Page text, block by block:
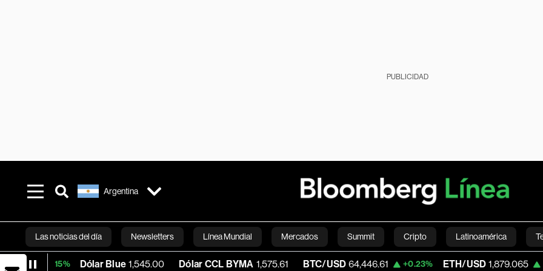
PUBLICIDAD
Argentina
Las noticias del día Newsletters Línea Mundial Mercados Summit Cripto Latinoamérica
Bloomberg Green Economía Estilo de vida Mundo Videos
Dólar Blue 1,545.00 Dólar CCL BYMA 1,575.61 BTC/USD 64,446.61 +0.23% ETH/USD 1,879.065 +0.20%